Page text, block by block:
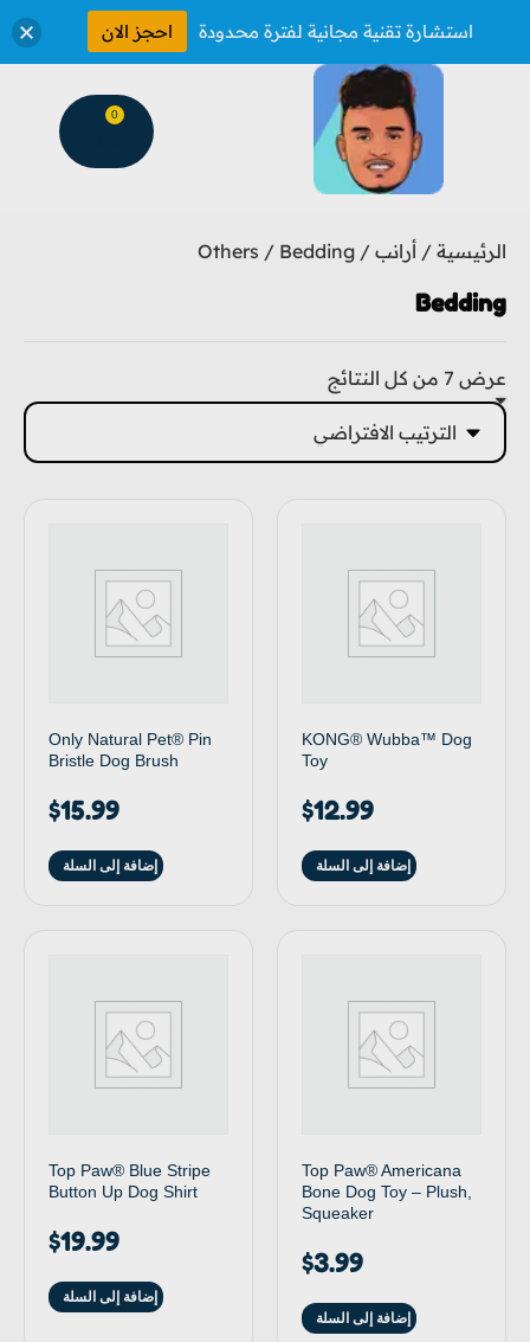
0
الرئيسية / أرانب /
Others / Bedding
Bedding
عرض ⁦7⁩ من كل النتائج
KONG® Wubba™ Dog
Toy
$12.99
إضافة إلى السلة
Only Natural Pet® Pin
Bristle Dog Brush
$15.99
إضافة إلى السلة
Top Paw® Americana
Bone Dog Toy – Plush,
Squeaker
$3.99
إضافة إلى السلة
Top Paw® Blue Stripe
Button Up Dog Shirt
$19.99
إضافة إلى السلة
استشارة تقنية مجانية لفترة محدودة احجز الان